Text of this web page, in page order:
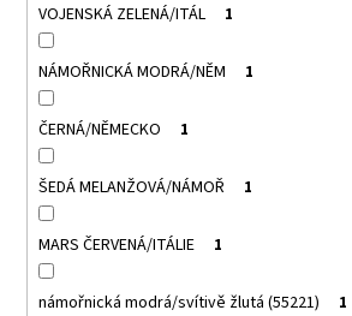
VOJENSKÁ ZELENÁ/ITÁL 1
NÁMOŘNICKÁ MODRÁ/NĚM 1
ČERNÁ/NĚMECKO 1
ŠEDÁ MELANŽOVÁ/NÁMOŘ 1
MARS ČERVENÁ/ITÁLIE 1
námořnická modrá/svítivě žlutá (55221) 1